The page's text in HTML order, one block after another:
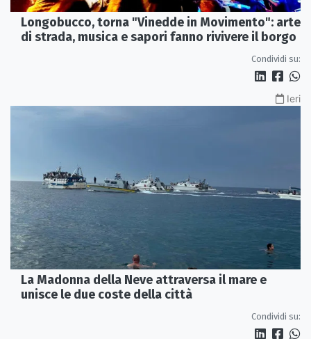
Longobucco, torna "Vinedde in Movimento": arte
di strada, musica e sapori fanno rivivere il borgo
Condividi su:
Ieri
La Madonna della Neve attraversa il mare e
unisce le due coste della città
Condividi su: